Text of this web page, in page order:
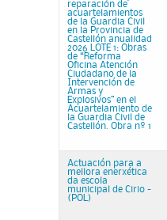
reparación de
acuartelamientos
de la Guardia Civil
en la Provincia de
Castellón anualidad
2026 LOTE 1: Obras
de “Reforma
Oficina Atención
Ciudadano de la
Intervención de
Armas y
Explosivos” en el
Acuartelamiento de
la Guardia Civil de
Castellón. Obra nº 1
Actuación para a
mellora enerxética
da escola
municipal de Cirio -
(POL)